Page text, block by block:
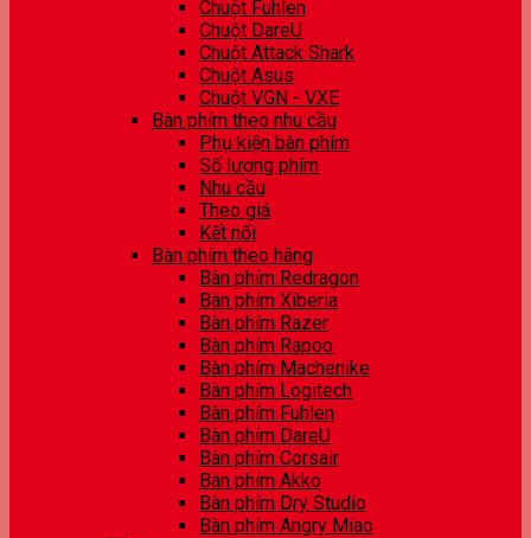
Chuột Fuhlen
Chuột DareU
Chuột Attack Shark
Chuột Asus
Chuột VGN - VXE
Bàn phím theo nhu cầu
Phụ kiện bàn phím
Số lượng phím
Nhu cầu
Theo giá
Kết nối
Bàn phím theo hãng
Bàn phím Redragon
Bàn phím Xiberia
Bàn phím Razer
Bàn phím Rapoo
Bàn phím Machenike
Bàn phím Logitech
Bàn phím Fuhlen
Bàn phím DareU
Bàn phím Corsair
Bàn phím Akko
Bàn phím Dry Studio
Bàn phím Angry Miao